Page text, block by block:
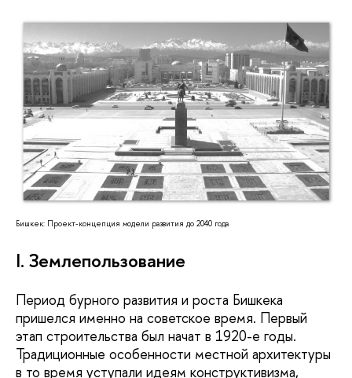
Бишкек: Проект-концепция модели развития до 2040 года
I. Землепользование
Период бурного развития и роста Бишкека
пришелся именно на советское время. Первый
этап строительства был начат в 1920-е годы.
Традиционные особенности местной архитектуры
в то время уступали идеям конструктивизма,